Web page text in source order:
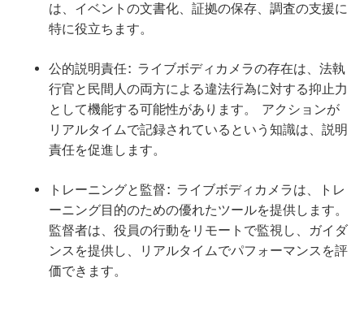
は、イベントの文書化、証拠の保存、調査の支援に
特に役立ちます。
公的説明責任: ライブボディカメラの存在は、法執
行官と民間人の両方による違法行為に対する抑止力
として機能する可能性があります。 アクションが
リアルタイムで記録されているという知識は、説明
責任を促進します。
トレーニングと監督: ライブボディカメラは、トレ
ーニング目的のための優れたツールを提供します。
監督者は、役員の行動をリモートで監視し、ガイダ
ンスを提供し、リアルタイムでパフォーマンスを評
価できます。